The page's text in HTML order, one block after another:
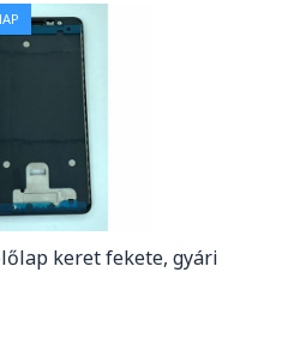
keret fekete, gyári